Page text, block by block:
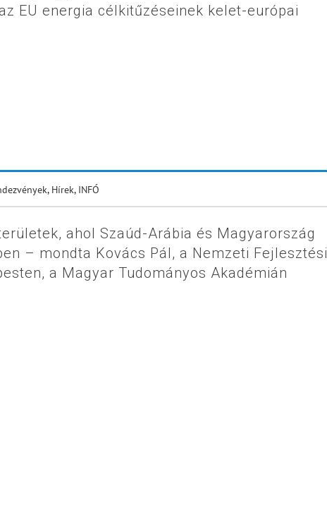
EU energia célkitűzéseinek kelet-európai
, Hírek, INFÓ
ahol Szaúd-Arábia és Magyarország
– mondta Kovács Pál, a Nemzeti Fejlesztési
a Magyar Tudományos Akadémián